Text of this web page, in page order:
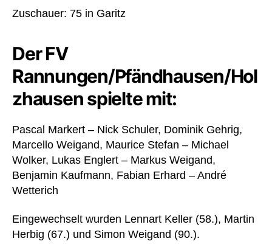
Zuschauer: 75 in Garitz
Der FV
Rannungen/Pfändhausen/Hol
zhausen spielte mit:
Pascal Markert – Nick Schuler, Dominik Gehrig,
Marcello Weigand, Maurice Stefan – Michael
Wolker, Lukas Englert – Markus Weigand,
Benjamin Kaufmann, Fabian Erhard – André
Wetterich
Eingewechselt wurden Lennart Keller (58.), Martin
Herbig (67.) und Simon Weigand (90.).